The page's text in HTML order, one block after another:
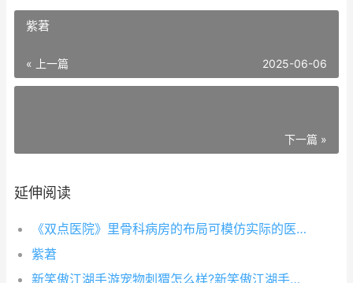
紫莙
« 上一篇 2025-06-06
下一篇 »
延伸阅读
《双点医院》里骨科病房的布局可模仿实际的医院布置，药柜放置靠墙，诊病台在前方，轻微症状的直接配药，严重症状的送往病房进行手术，每个患者有单独的病床和治疗器械。一侧设立护士站，病房内的温度湿度随时监测，
紫莙
新笑傲江湖手游宠物刺猬怎么样?新笑傲江湖手游宠物刺猬顾名思义是一只可爱的小刺猬，拥有反伤和定身的技能，本次小编就为大家带来新笑傲江湖手游刺猬宠物图鉴。